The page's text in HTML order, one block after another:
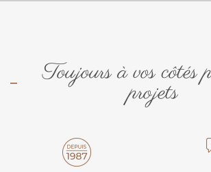
Toujours à vos côtés
projets